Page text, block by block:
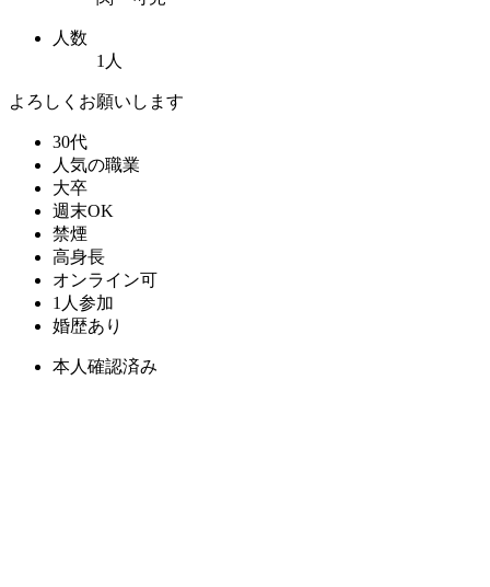
人数
1人
よろしくお願いします
30代
人気の職業
大卒
週末OK
禁煙
高身長
オンライン可
1人参加
婚歴あり
本人確認済み